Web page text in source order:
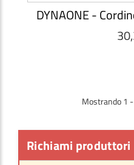
Richiami produttori
DYNAONE -
Mostrando 1